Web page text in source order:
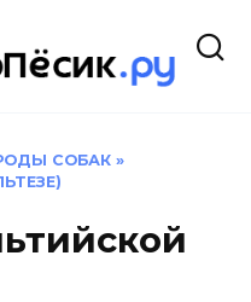
СОБАК »